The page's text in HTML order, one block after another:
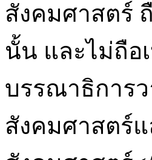
สังคมศาสตร์
นั้น และไม่ถือ
บรรณาธิการ
สังคมศาสตร์